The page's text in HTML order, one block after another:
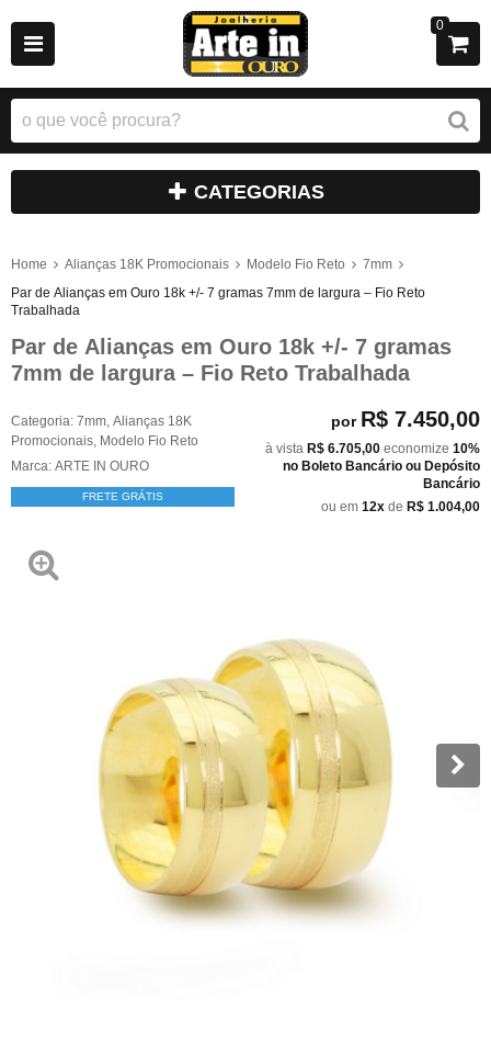
0
CATEGORIAS
Home Alianças 18K Promocionais Modelo Fio Reto
7mm
Par de Alianças em Ouro 18k +/- 7 gramas 7mm de largura – Fio Reto
Trabalhada
Par de Alianças em Ouro 18k +/- 7 gramas
7mm de largura – Fio Reto Trabalhada
Categoria: 7mm Alianças 18K
Promocionais Modelo Fio Reto
Marca: ARTE IN OURO
FRETE GRÁTIS
por R$ 7.450,00
à vista R$ 6.705,00 economize 10%
no Boleto Bancário ou Depósito
Bancário
ou em 12x de R$ 1.004,00